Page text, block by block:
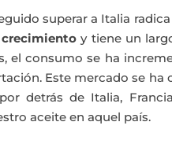
superar a Italia
y tiene un
el consumo se ha
Este mercado se ha
detrás de Italia,
aceite en aquel país.